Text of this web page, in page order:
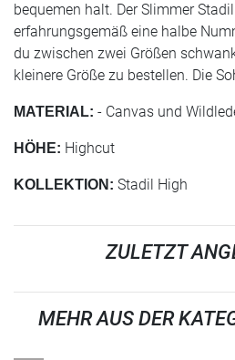
bequemen halt. Der Slimmer
erfahrungsgemäß eine halbe
du zwischen zwei Größen
kleinere Größe zu bestellen. Die
MATERIAL: - Canvas und
HÖHE: Highcut
KOLLEKTION: Stadil High
ZULETZT
MEHR AUS DER